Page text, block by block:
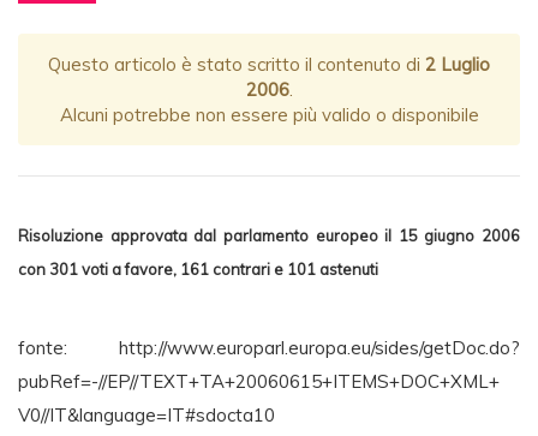
Questo articolo è stato scritto il contenuto di 2 Luglio
2006.
Alcuni potrebbe non essere più valido o disponibile
Risoluzione approvata dal parlamento europeo il 15 giugno 2006
con 301 voti a favore, 161 contrari e 101 astenuti
fonte: http://www.europarl.europa.eu/sides/getDoc.do?
pubRef=-//EP//TEXT+TA+20060615+ITEMS+DOC+XML+
V0//IT&language=IT#sdocta10